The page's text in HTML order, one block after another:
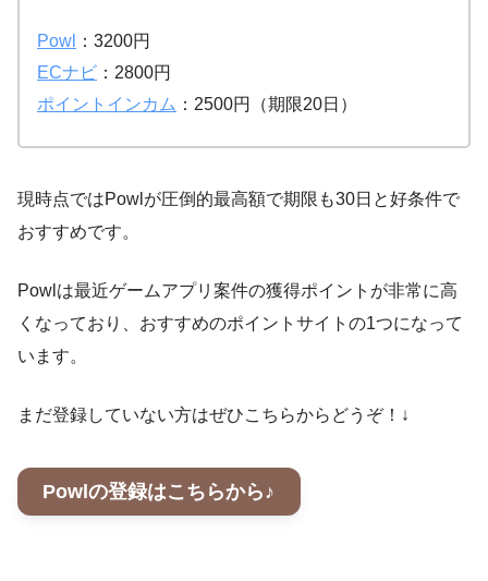
Powl
：3200円
ECナビ ：2800円
ポイントインカム ：2500円（期限20日）
現時点ではPowlが圧倒的最高額で期限も30日と好条件で
おすすめです。
Powlは最近ゲームアプリ案件の獲得ポイントが非常に高
くなっており、おすすめのポイントサイトの1つになって
います。
まだ登録していない方はぜひこちらからどうぞ！↓
Powlの登録はこちらから♪